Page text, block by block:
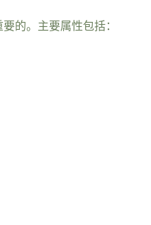
的。主要属性包括：